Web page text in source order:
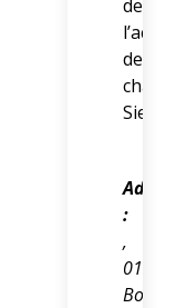
de
de
:
,
01000
Bourg-